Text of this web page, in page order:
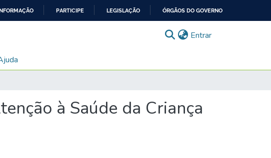
PARTICIPE LEGISLAÇÃO ÓRGÃOS DO GOVERNO
Entrar(current)
à Saúde da Criança